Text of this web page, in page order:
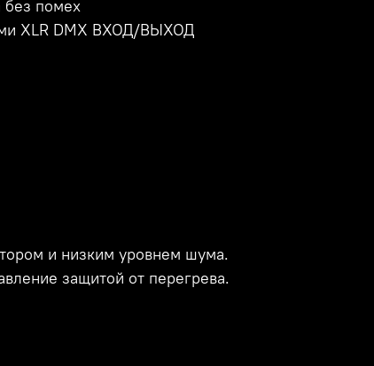
без помех
XLR DMX ВХОД/ВЫХОД
и низким уровнем шума.
защитой от перегрева.